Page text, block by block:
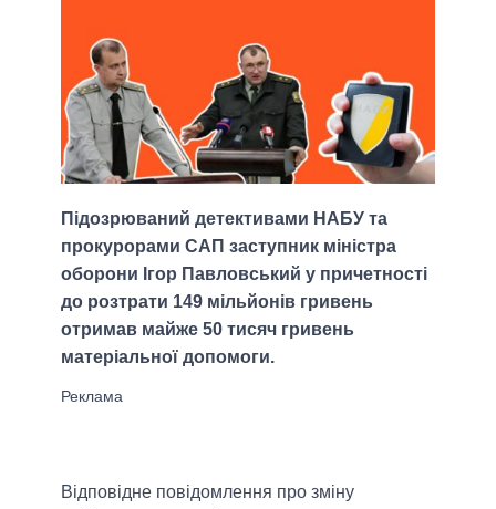
Підозрюваний детективами НАБУ та
прокурорами САП заступник міністра
оборони Ігор Павловський у причетності
до розтрати 149 мільйонів гривень
отримав майже 50 тисяч гривень
матеріальної допомоги.
Відповідне повідомлення про зміну